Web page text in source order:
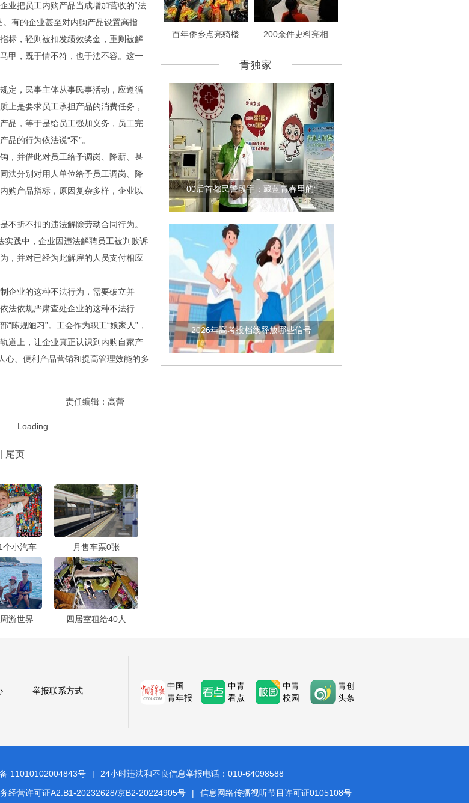
把员工内购产品当成增加营收的“法
有的企业甚至对内购产品设置高指
标，轻则被扣发绩效奖金，重则被解
甲，既于情不符，也于法不容。这一
，民事主体从事民事活动，应遵循
上是要求员工承担产品的消费任务，
品，等于是给员工强加义务，员工完
的行为依法说“不”。
并借此对员工给予调岗、降薪、甚
法分别对用人单位给予员工调岗、降
购产品指标，原因复杂多样，企业以
折不扣的违法解除劳动合同行为。
践中，企业因违法解聘员工被判败诉
，并对已经为此解雇的人员支付相应
业的这种不法行为，需要破立并
法依规严肃查处企业的这种不法行
陈规陋习”。工会作为职工“娘家人”，
道上，让企业真正认识到内购自家产
心、便利产品营销和提高管理效能的多
责任编辑：高蕾
Loading...
尾页
个小汽车 月售车票0张
游世界 四居室租给40人
百年侨乡点亮骑楼 200余件史料亮相
青独家
00后首都民警段宇：藏蓝青春里的“
2026年高考投档线释放哪些信号
举报联系方式
中国
青年报
中青
看点
中青
校园
青创
头条
11010102004843号 |
24小时违法和不良信息举报电话：010-64098588
经营许可证A2.B1-20232628/京B2-20224905号 | 信息网络传播视听节目许可证0105108号